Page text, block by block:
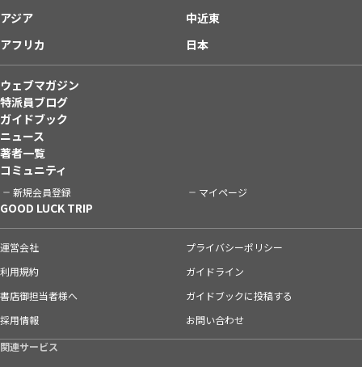
アジア
中近東
アフリカ
日本
ウェブマガジン
特派員ブログ
ガイドブック
ニュース
著者一覧
コミュニティ
新規会員登録 マイページ
GOOD LUCK TRIP
運営会社
プライバシーポリシー
利用規約
ガイドライン
書店御担当者様へ
ガイドブックに投稿する
採用情報
お問い合わせ
関連サービス